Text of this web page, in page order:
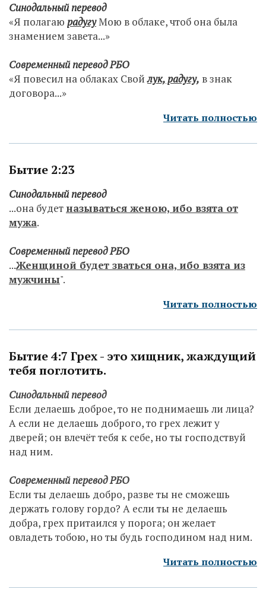
Синодальный перевод
«Я полагаю радугуМою в облаке, чтоб она была
знамением завета...»
Современный перевод РБО
«Я повесил на облаках Свойлук, радугу, в знак
договора...»
Читать полностью
Бытие 2:23
Синодальный перевод
...она будет называться женою, ибо взята от
мужа.
Современный перевод РБО
...Женщиной будет зваться она, ибо взята из
мужчины".
Читать полностью
Бытие 4:7 Грех - это хищник, жаждущий
тебя поглотить.
Синодальный перевод
Если делаешь доброе, то не поднимаешь ли лица?
А если не делаешь доброго, то грех лежит у
дверей; он влечёт тебя к себе, но ты господствуй
над ним.
Современный перевод РБО
Если ты делаешь добро, разве ты не сможешь
держать голову гордо? А если ты не делаешь
добра, грех притаился у порога; он желает
овладеть тобою, но ты будь господином над ним.
Читать полностью